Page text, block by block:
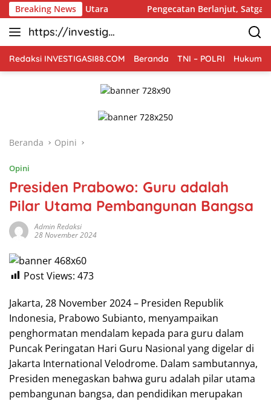
Langsung
ke
konten
Breaking News
Utara Pengecatan Berlanjut, Satgas TMMD
https://investiga
si88.com
Redaksi INVESTIGASI88.COM Beranda TNI – POLRI Hukum
Beranda Opini
Opini
Presiden Prabowo: Guru adalah
Pilar Utama Pembangunan Bangsa
Admin Redaksi
28 November 2024
Post Views: 473
Jakarta, 28 November 2024 – Presiden Republik
Indonesia, Prabowo Subianto, menyampaikan
penghormatan mendalam kepada para guru dalam
Puncak Peringatan Hari Guru Nasional yang digelar di
Jakarta International Velodrome. Dalam sambutannya,
Presiden menegaskan bahwa guru adalah pilar utama
pembangunan bangsa, dan pendidikan merupakan